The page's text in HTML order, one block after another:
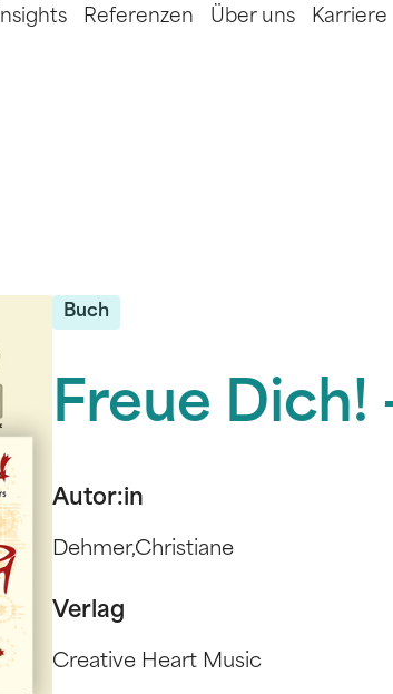
Insights Referenzen Über uns Karriere
Buch
Freue Dich!
Autor:in
Dehmer,Christiane
Verlag
Creative Heart Music